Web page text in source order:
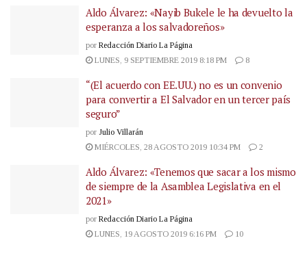
Aldo Álvarez: «Nayib Bukele le ha devuelto la
esperanza a los salvadoreños»
por Redacción Diario La Página
LUNES, 9 SEPTIEMBRE 2019 8:18 PM
8
“(El acuerdo con EE.UU.) no es un convenio
para convertir a El Salvador en un tercer país
seguro”
por Julio Villarán
MIÉRCOLES, 28 AGOSTO 2019 10:34 PM
2
Aldo Álvarez: «Tenemos que sacar a los mismo
de siempre de la Asamblea Legislativa en el
2021»
por Redacción Diario La Página
LUNES, 19 AGOSTO 2019 6:16 PM
10